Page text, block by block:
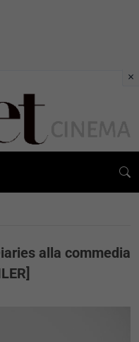
alla commedia
×